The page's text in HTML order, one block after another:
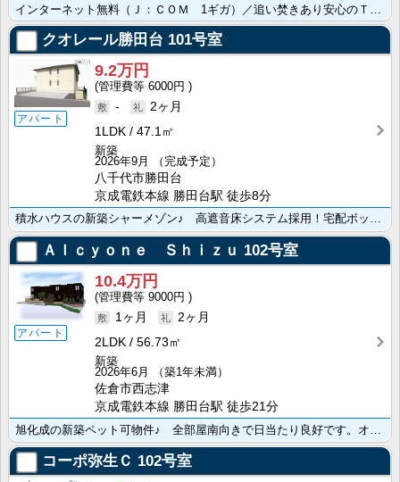
クオレール勝田台 101号室
アパート
9.2万円
6000円
-
2ヶ月
1LDK
47.1㎡
新築
2026年9月
（完成予定）
八千代市勝田台
京成電鉄本線 勝田台駅 徒歩8分
積水ハウスの新築シャーメゾン♪ 高遮音床システム採用！宅配ボックス・ＴＶインターホン・追い焚き機能・･･･
Ａｌｃｙｏｎｅ Ｓｈｉｚｕ 102号室
アパート
10.4万円
9000円
1ヶ月
2ヶ月
2LDK
56.73㎡
新築
2026年6月
（築1年未満）
佐倉市西志津
京成電鉄本線 勝田台駅 徒歩21分
コーポ弥生Ｃ 102号室